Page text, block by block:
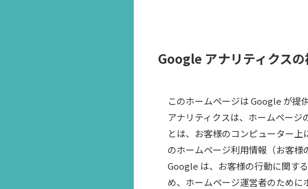
Google アナリティクス
このホームページは Google が提
アナリティクスは、ホームペー
とは、お客様のコンピューター
のホームページ利用情報（お客様
Google は、お客様の行動に関す
め、ホームページ運営者のため